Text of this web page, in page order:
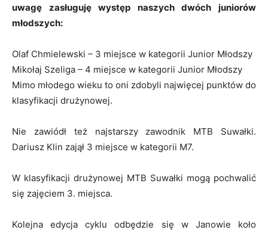
uwagę zasługuję występ naszych dwóch juniorów
młodszych:
Olaf Chmielewski – 3 miejsce w kategorii Junior Młodszy
Mikołaj Szeliga – 4 miejsce w kategorii Junior Młodszy
Mimo młodego wieku to oni zdobyli najwięcej punktów do
klasyfikacji drużynowej.
Nie zawiódł też najstarszy zawodnik MTB Suwałki.
Dariusz Klin zajął 3 miejsce w kategorii M7.
W klasyfikacji drużynowej MTB Suwałki mogą pochwalić
się zajęciem 3. miejsca.
Kolejna edycja cyklu odbędzie się w Janowie koło